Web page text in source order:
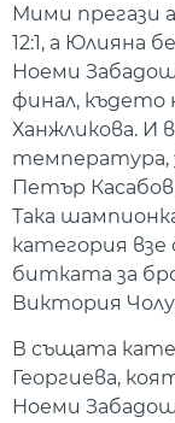
Мими прегази
12:1, а Юлияна
Ноеми
финал, където
Ханжликова. И
Петър
Така
категория
битката за
Виктория
В същата
Георгиева,
Ноеми